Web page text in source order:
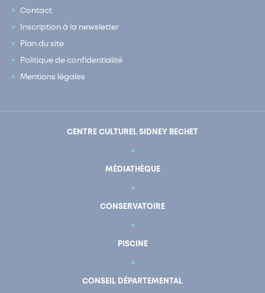
Contact
Inscription à la newsletter
Plan du site
Politique de confidentialité
Mentions légales
CENTRE CULTUREL SIDNEY BECHET
MÉDIATHÈQUE
CONSERVATOIRE
PISCINE
CONSEIL DÉPARTEMENTAL